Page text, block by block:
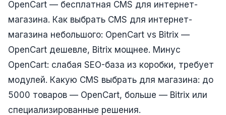
Одноклассники
TikTok
LinkedIn
EMAIL-МАРКЕТИНГ
Почтовые рассылки
Автоматизация
OpenCart — бесплатная CMS для интернет-
магазина. Как выбрать CMS для интернет-
магазина небольшого: OpenCart vs Bitrix —
OpenCart дешевле, Bitrix мощнее. Минус
OpenCart: слабая SEO-база из коробки, требует
модулей. Какую CMS выбрать для магазина: до
5000 товаров — OpenCart, больше — Bitrix или
специализированные решения.